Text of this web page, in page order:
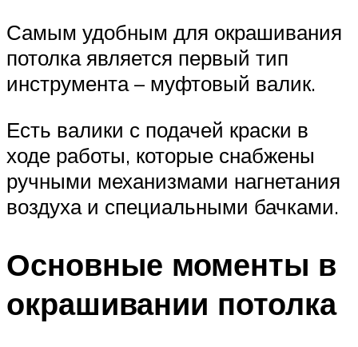
Самым удобным для окрашивания
потолка является первый тип
инструмента – муфтовый валик.
Есть валики с подачей краски в
ходе работы, которые снабжены
ручными механизмами нагнетания
воздуха и специальными бачками.
Основные моменты в
окрашивании потолка